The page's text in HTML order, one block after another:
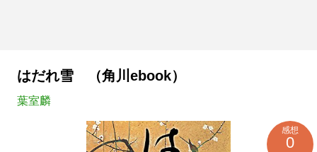
はだれ雪 （角川ebook）
葉室麟
感想
0